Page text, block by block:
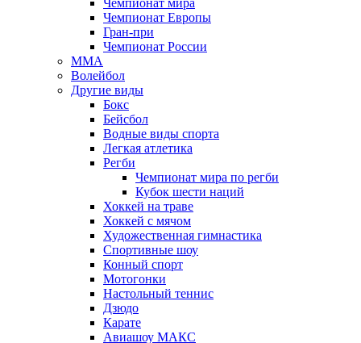
Чемпионат мира
Чемпионат Европы
Гран-при
Чемпионат России
MMA
Волейбол
Другие виды
Бокс
Бейсбол
Водные виды спорта
Легкая атлетика
Регби
Чемпионат мира по регби
Кубок шести наций
Хоккей на траве
Хоккей с мячом
Художественная гимнастика
Спортивные шоу
Конный спорт
Мотогонки
Настольный теннис
Дзюдо
Карате
Авиашоу МАКС